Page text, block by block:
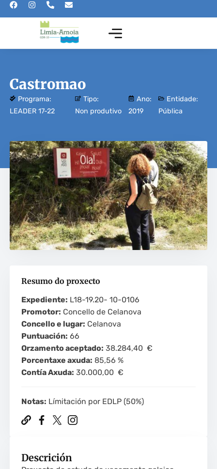
Castromao
Programa:
LEADER 17-22
Tipo:
Non produtivo
Ano:
2019
Entidade:
Pública
Resumo do proxecto
Expediente: L18-19.20- 10-0106
Promotor: Concello de Celanova
Concello e lugar: Celanova
Puntuación: 66
Orzamento aceptado: 38.284,40 €
Porcentaxe axuda: 85,56 %
Contía Axuda: 30.000,00 €
Notas: Límitación por EDLP (50%)
Descrición